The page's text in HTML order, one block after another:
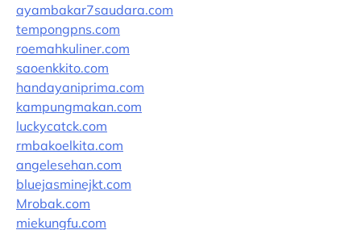
ayambakar7saudara.com
tempongpns.com
roemahkuliner.com
saoenkkito.com
handayaniprima.com
kampungmakan.com
luckycatck.com
rmbakoelkita.com
angelesehan.com
bluejasminejkt.com
Mrobak.com
miekungfu.com